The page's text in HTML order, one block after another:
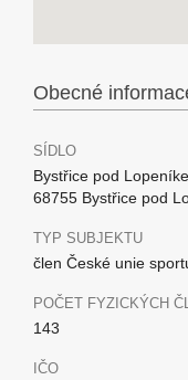
Obecné
SÍDLO
Bystřice pod
68755 Bystřice pod
TYP SUBJEKTU
člen České unie
POČET FYZICKÝCH
143
IČO